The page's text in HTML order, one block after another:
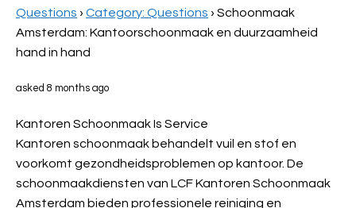
Questions › Category: Questions › Schoonmaak
Amsterdam: Kantoorschoonmaak en duurzaamheid
hand in hand
asked 8 months ago
Kantoren Schoonmaak Is Service
Kantoren schoonmaak behandelt vuil en stof en
voorkomt gezondheidsproblemen op kantoor. De
schoonmaakdiensten van LCF Kantoren Schoonmaak
Amsterdam bieden professionele reiniging en